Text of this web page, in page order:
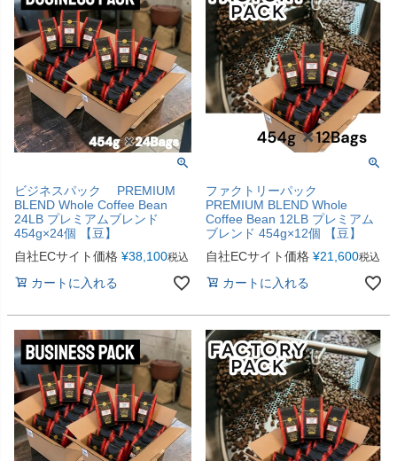
ビジネスパック PREMIUM
BLEND Whole Coffee Bean
24LB プレミアムブレンド
454g×24個 【豆】
自社ECサイト価格 ¥38,100税込
カートに入れる
ファクトリーパック
PREMIUM BLEND Whole
Coffee Bean 12LB プレミアム
ブレンド 454g×12個 【豆】
自社ECサイト価格 ¥21,600税込
カートに入れる